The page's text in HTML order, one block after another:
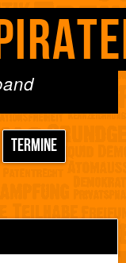
TERMINE